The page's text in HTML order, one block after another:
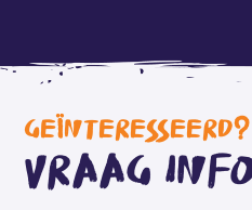
GEÏNTERESSEERD?
Vraag